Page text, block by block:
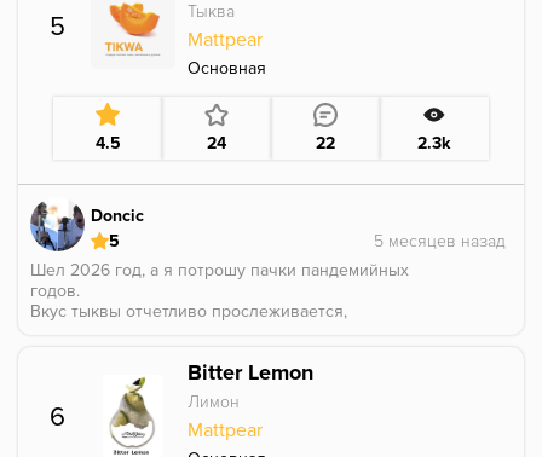
5 Тыква
Mattpear
Основная
4.5 24 22 2.3k
Doncic
5
Шел 2026 год, а я потрошу пачки пандемийных
годов.
Вкус тыквы отчетливо прослеживается,
Инструмент для миксологии, кореш с козырным
тузом в рукаве, тот самый пивандрий в углу, который
ты нашел в 22:05, когда приспичелло выпить
6
Bitter Lemon
Лимон
Mattpear